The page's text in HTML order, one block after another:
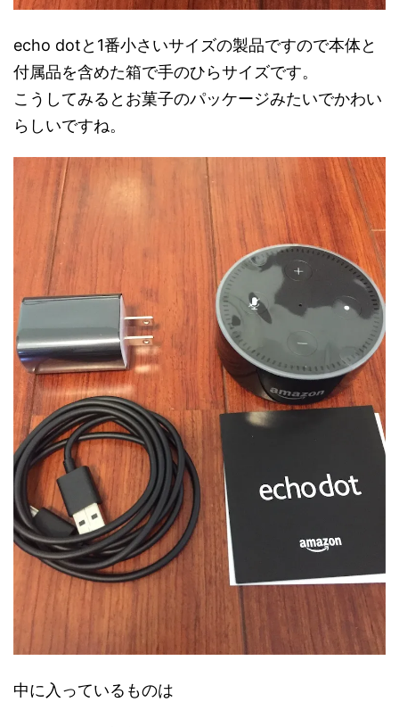
echo dotと1番小さいサイズの製品ですので本体と
付属品を含めた箱で手のひらサイズです。
こうしてみるとお菓子のパッケージみたいでかわい
らしいですね。
中に入っているものは